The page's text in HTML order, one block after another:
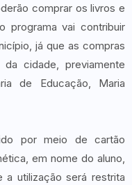
comprar os livros e
programa vai contribuir
já que as compras
cidade, previamente
de Educação, Maria
por meio de cartão
em nome do aluno,
a utilização será restrita